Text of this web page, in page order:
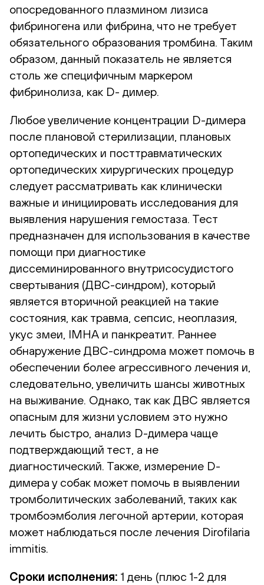
опосредованного плазмином лизиса
фибриногена или фибрина, что не требует
обязательного образования тромбина. Таким
образом, данный показатель не является
столь же специфичным маркером
фибринолиза, как D- димер.
Любое увеличение концентрации D-димера
после плановой стерилизации, плановых
ортопедических и посттравматических
ортопедических хирургических процедур
следует рассматривать как клинически
важные и инициировать исследования для
выявления нарушения гемостаза. Тест
предназначен для использования в качестве
помощи при диагностике
диссеминированного внутрисосудистого
свертывания (ДВС-синдром), который
является вторичной реакцией на такие
состояния, как травма, сепсис, неоплазия,
укус змеи, IMHA и панкреатит. Раннее
обнаружение ДВС-синдрома может помочь в
обеспечении более агрессивного лечения и,
следовательно, увеличить шансы животных
на выживание. Однако, так как ДВС является
опасным для жизни условием это нужно
лечить быстро, анализ D-димера чаще
подтверждающий тест, а не
диагностический. Также, измерение D-
димера у собак может помочь в выявлении
тромболитических заболеваний, таких как
тромбоэмболия легочной артерии, которая
может наблюдаться после лечения Dirofilaria
immitis.
Сроки исполнения: 1 день (плюс 1-2 для